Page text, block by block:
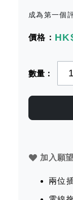
成為第一個
數量
加入願
兩位